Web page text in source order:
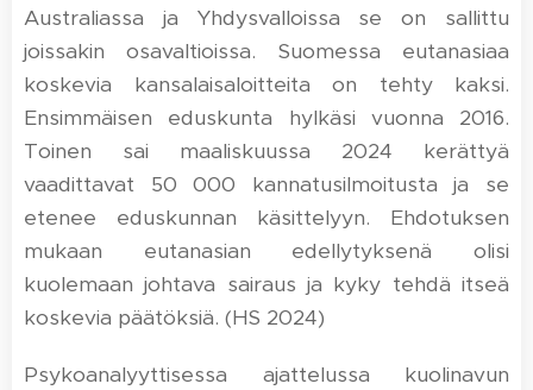
Australiassa ja Yhdysvalloissa se on sallittu
joissakin osavaltioissa. Suomessa eutanasiaa
koskevia kansalaisaloitteita on tehty kaksi.
Ensimmäisen eduskunta hylkäsi vuonna 2016.
Toinen sai maaliskuussa 2024 kerättyä
vaadittavat 50 000 kannatusilmoitusta ja se
etenee eduskunnan käsittelyyn. Ehdotuksen
mukaan eutanasian edellytyksenä olisi
kuolemaan johtava sairaus ja kyky tehdä itseä
koskevia päätöksiä. (HS 2024)
Psykoanalyyttisessa ajattelussa kuolinavun